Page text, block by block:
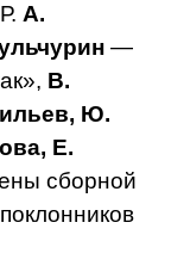
А.
—
В.
Ю.
Е.
сборной